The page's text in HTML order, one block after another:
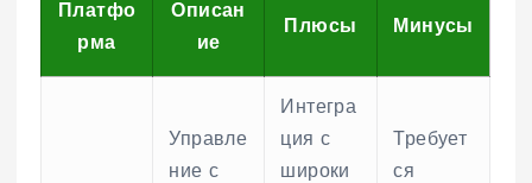
Платфо
рма
Описан
ие
Плюсы Минусы
Управле
ние с
Интегра
ция с
широки
Требует
ся